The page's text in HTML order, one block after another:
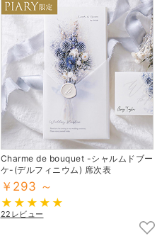
Charme de bouquet -シャルムドブー
ケ-(デルフィニウム) 席次表
￥293 ～
22レビュー